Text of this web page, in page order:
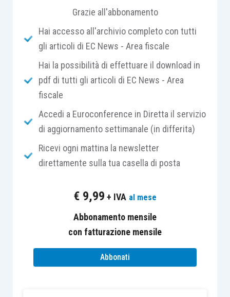
ha espressamente suddiviso, al
detto contributo, alla lettera “A”, gli enti del terzo
settore di cui alla L. 106/2016 e, alla lettera “E”, le
associazioni sportive dilettantistiche
riconosciute ai fini sportivi dal CONI.
Pertanto non vi è dubbio che la scelta sia stata di
non ricomprenderele sportive tra i soggetti
facenti parte a pieno titolo del terzo settore.
sportiva dilettantistica ” è una delle attività di
interesse generalepreviste per gli enti del terzo
settore, ivi comprese le imprese sociali.
Ciò porta a ritenere che unente del terzo settore
Grazie all'abbonamento
Hai accesso all'archivio completo con tutti
gli articoli di EC News - Area fiscale
Hai la possibilità di effettuare il download in
pdf di tutti gli articoli di EC News - Area
fiscale
Accedi a Euroconference in Diretta il servizio
di aggiornamento settimanale (in differita)
Ricevi ogni mattina la newsletter
direttamente sulla tua casella di posta
€ 9,99 + IVA al mese
Abbonamento mensile
con fatturazione mensile
Abbonati